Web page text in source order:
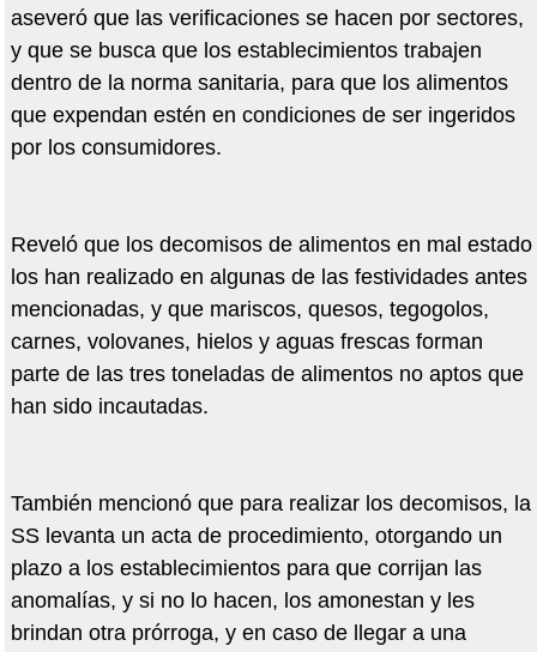
aseveró que las verificaciones se hacen por sectores,
y que se busca que los establecimientos trabajen
dentro de la norma sanitaria, para que los alimentos
que expendan estén en condiciones de ser ingeridos
por los consumidores.
Reveló que los decomisos de alimentos en mal estado
los han realizado en algunas de las festividades antes
mencionadas, y que mariscos, quesos, tegogolos,
carnes, volovanes, hielos y aguas frescas forman
parte de las tres toneladas de alimentos no aptos que
han sido incautadas.
También mencionó que para realizar los decomisos, la
SS levanta un acta de procedimiento, otorgando un
plazo a los establecimientos para que corrijan las
anomalías, y si no lo hacen, los amonestan y les
brindan otra prórroga, y en caso de llegar a una